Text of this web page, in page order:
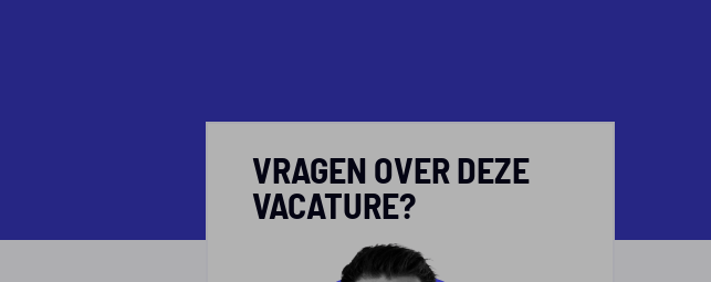
VRAGEN OVER DEZE
VACATURE?